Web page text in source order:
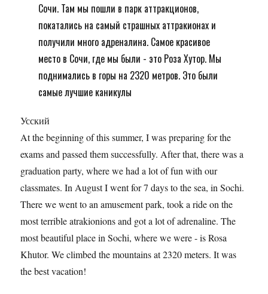
Сочи. Там мы пошли в парк аттракционов,
покатались на самый страшных аттракионах и
получили много адреналина. Самое красивое
место в Сочи, где мы были - это Роза Хутор. Мы
поднимались в горы на 2320 метров. Это были
самые лучшие каникулы
Усский
At the beginning of this summer, I was preparing for the
exams and passed them successfully. After that, there was a
graduation party, where we had a lot of fun with our
classmates. In August I went for 7 days to the sea, in Sochi.
There we went to an amusement park, took a ride on the
most terrible atrakionions and got a lot of adrenaline. The
most beautiful place in Sochi, where we were - is Rosa
Khutor. We climbed the mountains at 2320 meters. It was
the best vacation!